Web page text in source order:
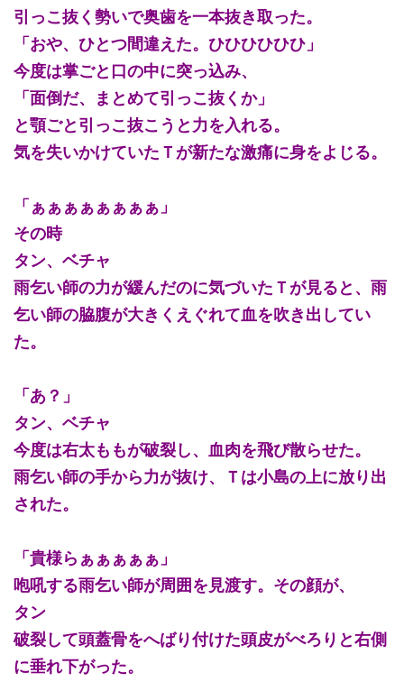
引っこ抜く勢いで奥歯を一本抜き取った。
「おや、ひとつ間違えた。ひひひひひひ」
今度は掌ごと口の中に突っ込み、
「面倒だ、まとめて引っこ抜くか」
と顎ごと引っこ抜こうと力を入れる。
気を失いかけていたＴが新たな激痛に身をよじる。
「ぁぁぁぁぁぁぁぁ」
その時
タン、ベチャ
雨乞い師の力が緩んだのに気づいたＴが見ると、雨
乞い師の脇腹が大きくえぐれて血を吹き出してい
た。
「あ？」
タン、ベチャ
今度は右太ももが破裂し、血肉を飛び散らせた。
雨乞い師の手から力が抜け、Ｔは小島の上に放り出
された。
「貴様らぁぁぁぁぁ」
咆吼する雨乞い師が周囲を見渡す。その顔が、
タン
破裂して頭蓋骨をへばり付けた頭皮がべろりと右側
に垂れ下がった。